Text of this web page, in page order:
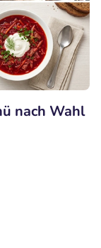
nach Wahl